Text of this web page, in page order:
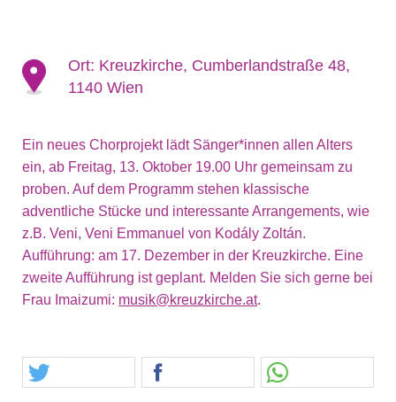
Ort: Kreuzkirche, Cumberlandstraße 48,
1140 Wien
Ein neues Chorprojekt lädt Sänger*innen allen Alters
ein, ab Freitag, 13. Oktober 19.00 Uhr gemeinsam zu
proben. Auf dem Programm stehen klassische
adventliche Stücke und interessante Arrangements, wie
z.B. Veni, Veni Emmanuel von Kodály Zoltán.
Aufführung: am 17. Dezember in der Kreuzkirche. Eine
zweite Aufführung ist geplant. Melden Sie sich gerne bei
Frau Imaizumi: musik@kreuzkirche.at.